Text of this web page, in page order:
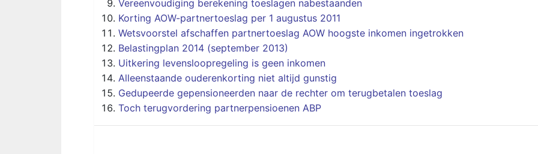
Vereenvoudiging berekening toeslagen nabestaanden
Korting AOW-partnertoeslag per 1 augustus 2011
Wetsvoorstel afschaffen partnertoeslag AOW hoogste inkomen ingetrokken
Belastingplan 2014 (september 2013)
Uitkering levensloopregeling is geen inkomen
Alleenstaande ouderenkorting niet altijd gunstig
Gedupeerde gepensioneerden naar de rechter om terugbetalen toeslag
Toch terugvordering partnerpensioenen ABP